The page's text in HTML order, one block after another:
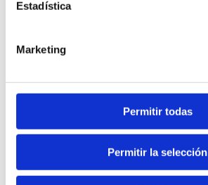
Estadística
Marketing
Permitir todas
Permitir la selección